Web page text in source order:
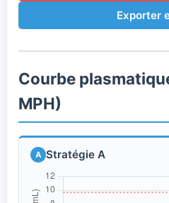
Exporter
Courbe
MPH)
A Stratégie A